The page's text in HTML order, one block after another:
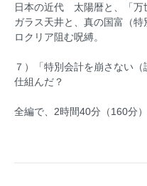
日本の近代 太陽暦と、「
ガラス天井と、真の国富（
ロクリア阻む呪縛。
７）「特別会計を崩さない
仕組んだ？
全編で、2時間40分（160分